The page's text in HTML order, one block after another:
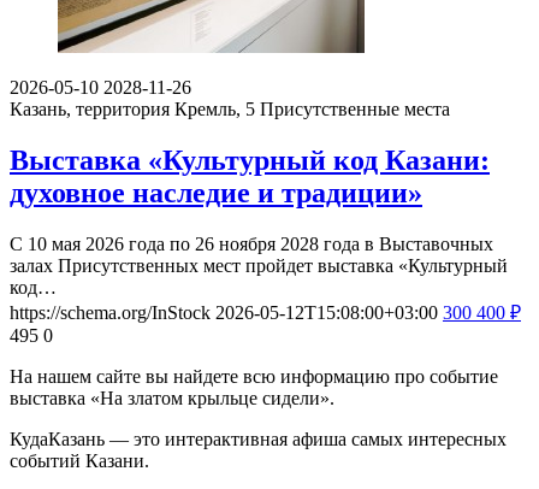
2026-05-10 2028-11-26
Казань, территория Кремль, 5 Присутственные места
Выставка «Культурный код Казани:
духовное наследие и традиции»
С 10 мая 2026 года по 26 ноября 2028 года в Выставочных
залах Присутственных мест пройдет выставка «Культурный
код…
https://schema.org/InStock 2026-05-12T15:08:00+03:00 300 400 ₽
495 0
На нашем сайте вы найдете всю информацию про событие
выставка «На златом крыльце сидели».
КудаКазань — это интерактивная афиша самых интересных
событий Казани.